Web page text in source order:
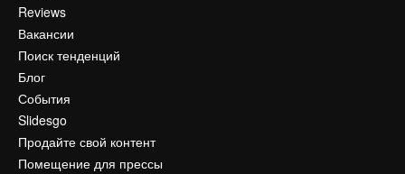
Reviews
Вакансии
Поиск тенденций
Блог
События
Slidesgo
Продайте свой контент
Помещение для прессы